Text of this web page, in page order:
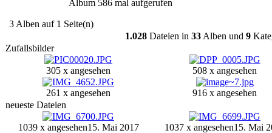
Album 586 mal aufgerufen
3 Alben auf 1 Seite(n)
1.028 Dateien in 33 Alben und 9
Zufallsbilder
305 x angesehen 508 x angesehen
261 x angesehen
916 x angesehen
neueste Dateien
1039 x angesehen15. Mai 2017 1037 x angesehen15. Mai